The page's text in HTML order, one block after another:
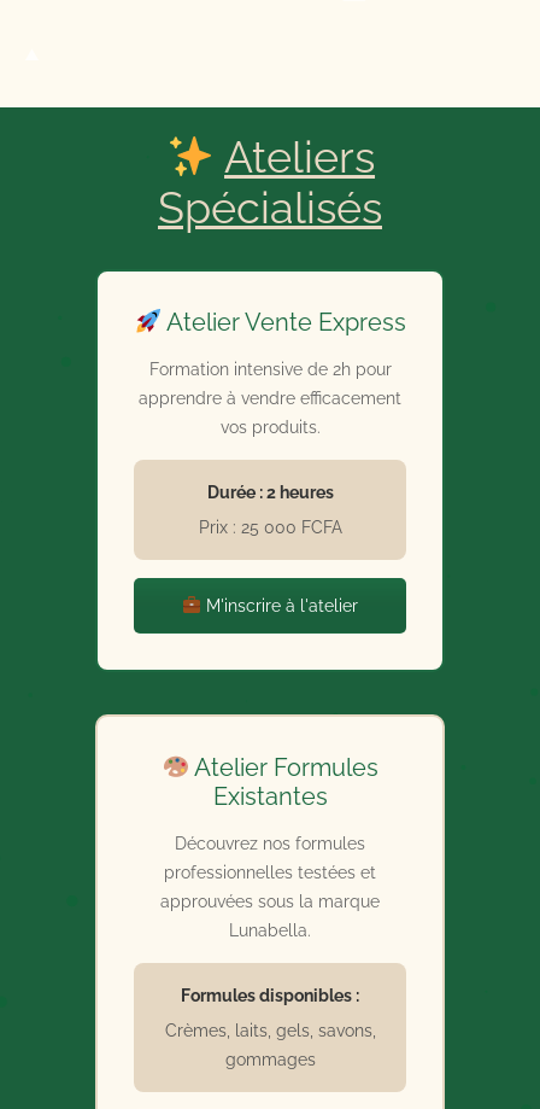
Ateliers
Spécialisés
Atelier Vente Express
Formation intensive de 2h pour
apprendre à vendre efficacement
vos produits.
Durée : 2 heures
Prix : 25 000 FCFA
M'inscrire à l'atelier
Atelier Formules
Existantes
Découvrez nos formules
professionnelles testées et
approuvées sous la marque
Lunabella.
Formules disponibles :
Crèmes, laits, gels, savons,
gommages